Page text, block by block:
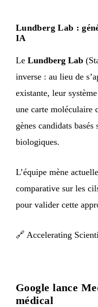
Lundberg Lab :
IA
Le Lundberg Lab
inverse : au lieu de
existante, leur
une carte moléculaire
gènes candidats
biologiques.
L’équipe mène
comparative sur les
pour valider cette
🔗 Accelerating
Google lance
médical